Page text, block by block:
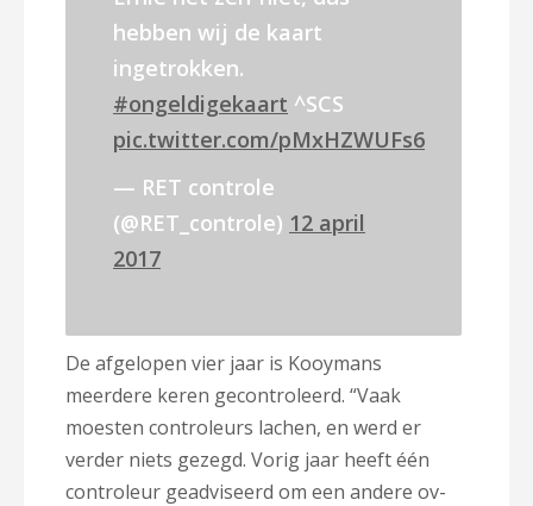
hebben wij de kaart
ingetrokken.
#ongeldigekaart ^SCS
pic.twitter.com/pMxHZWUFs6
— RET controle
(@RET_controle) 12 april
2017
De afgelopen vier jaar is Kooymans
meerdere keren gecontroleerd. “Vaak
moesten controleurs lachen, en werd er
verder niets gezegd. Vorig jaar heeft één
controleur geadviseerd om een andere ov-